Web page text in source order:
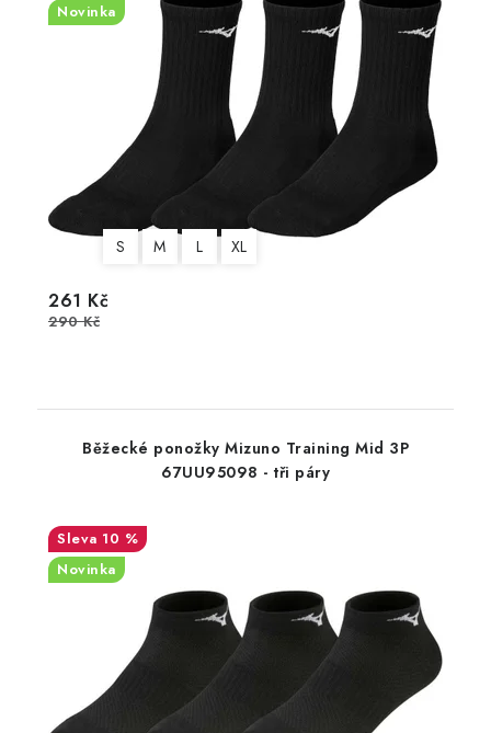
Novinka
S M L XL
261 Kč
290 Kč
Běžecké ponožky Mizuno Training Mid 3P
67UU95098 - tři páry
10 %
Novinka